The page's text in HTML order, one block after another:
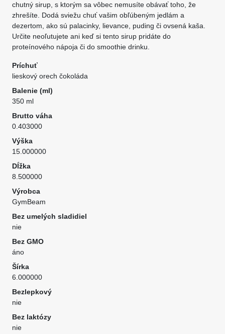
chutný sirup, s ktorým sa vôbec nemusíte obávať toho, že
zhrešíte. Dodá sviežu chuť vašim obľúbeným jedlám a
dezertom, ako sú palacinky, lievance, puding či ovsená kaša.
Určite neoľutujete ani keď si tento sirup pridáte do
proteínového nápoja či do smoothie drinku.
Príchuť
lieskový orech čokoláda
Balenie (ml)
350 ml
Brutto váha
0.403000
Výška
15.000000
Dĺžka
8.500000
Výrobca
GymBeam
Bez umelých sladidiel
nie
Bez GMO
áno
Šírka
6.000000
Bezlepkový
nie
Bez laktózy
nie